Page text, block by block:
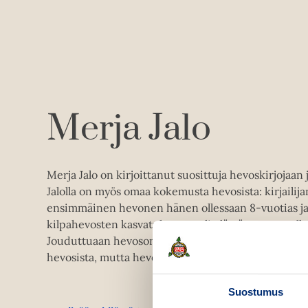
Suostumus
Merja Jalo
Merja Jalo on kirjoittanut suosittuja hevoskirjojaan
Jalolla on myös omaa kokemusta hevosista:
ensimmäinen hevonen hänen ollessaan 8-vuotias
kilpahevosten kasvatuksesta tuli elämäntapa
Jouduttuaan hevosonnettomuuteen Jalon on
hevosista, mutta hevoset ovat aina kirjailijan